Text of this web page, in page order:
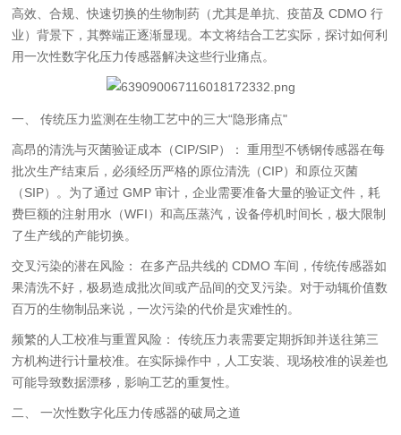
高效、合规、快速切换的生物制药（尤其是单抗、疫苗及 CDMO 行
业）背景下，其弊端正逐渐显现。本文将结合工艺实际，探讨如何利
用一次性数字化压力传感器解决这些行业痛点。
一、 传统压力监测在生物工艺中的三大“隐形痛点"
高昂的清洗与灭菌验证成本（CIP/SIP）： 重用型不锈钢传感器在每
批次生产结束后，必须经历严格的原位清洗（CIP）和原位灭菌
（SIP）。为了通过 GMP 审计，企业需要准备大量的验证文件，耗
费巨额的注射用水（WFI）和高压蒸汽，设备停机时间长，极大限制
了生产线的产能切换。
交叉污染的潜在风险： 在多产品共线的 CDMO 车间，传统传感器如
果清洗不好，极易造成批次间或产品间的交叉污染。对于动辄价值数
百万的生物制品来说，一次污染的代价是灾难性的。
频繁的人工校准与重置风险： 传统压力表需要定期拆卸并送往第三
方机构进行计量校准。在实际操作中，人工安装、现场校准的误差也
可能导致数据漂移，影响工艺的重复性。
二、 一次性数字化压力传感器的破局之道